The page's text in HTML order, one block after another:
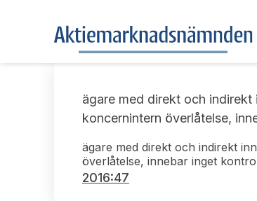
ägare med direkt och
koncernintern överlåtelse,
ägare med direkt och indirekt
överlåtelse, innebar inget
2016:47